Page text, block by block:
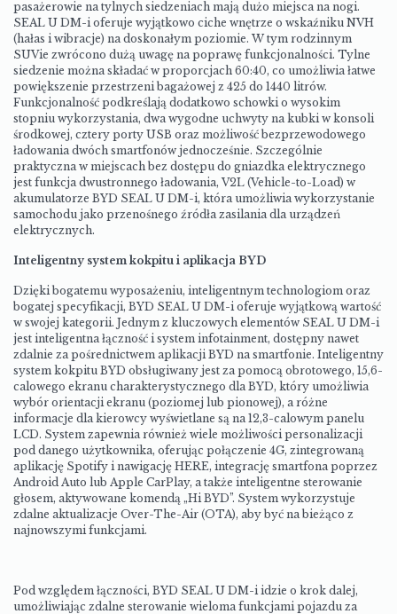
pasażerowie na tylnych siedzeniach mają dużo miejsca na nogi.
SEAL U DM-i oferuje wyjątkowo ciche wnętrze o wskaźniku NVH
(hałas i wibracje) na doskonałym poziomie. W tym rodzinnym
SUVie zwrócono dużą uwagę na poprawę funkcjonalności. Tylne
siedzenie można składać w proporcjach 60:40, co umożliwia łatwe
powiększenie przestrzeni bagażowej z 425 do 1440 litrów.
Funkcjonalność podkreślają dodatkowo schowki o wysokim
stopniu wykorzystania, dwa wygodne uchwyty na kubki w konsoli
środkowej, cztery porty USB oraz możliwość bezprzewodowego
ładowania dwóch smartfonów jednocześnie. Szczególnie
praktyczna w miejscach bez dostępu do gniazdka elektrycznego
jest funkcja dwustronnego ładowania, V2L (Vehicle-to-Load) w
akumulatorze BYD SEAL U DM-i, która umożliwia wykorzystanie
samochodu jako przenośnego źródła zasilania dla urządzeń
elektrycznych.
Inteligentny system kokpitu i aplikacja BYD
Dzięki bogatemu wyposażeniu, inteligentnym technologiom oraz
bogatej specyfikacji, BYD SEAL U DM-i oferuje wyjątkową wartość
w swojej kategorii. Jednym z kluczowych elementów SEAL U DM-i
jest inteligentna łączność i system infotainment, dostępny nawet
zdalnie za pośrednictwem aplikacji BYD na smartfonie. Inteligentny
system kokpitu BYD obsługiwany jest za pomocą obrotowego, 15,6-
calowego ekranu charakterystycznego dla BYD, który umożliwia
wybór orientacji ekranu (poziomej lub pionowej), a różne
informacje dla kierowcy wyświetlane są na 12,3-calowym panelu
LCD. System zapewnia również wiele możliwości personalizacji
pod danego użytkownika, oferując połączenie 4G, zintegrowaną
aplikację Spotify i nawigację HERE, integrację smartfona poprzez
Android Auto lub Apple CarPlay, a także inteligentne sterowanie
głosem, aktywowane komendą „Hi BYD”. System wykorzystuje
zdalne aktualizacje Over-The-Air (OTA), aby być na bieżąco z
najnowszymi funkcjami.
Pod względem łączności, BYD SEAL U DM-i idzie o krok dalej,
umożliwiając zdalne sterowanie wieloma funkcjami pojazdu za